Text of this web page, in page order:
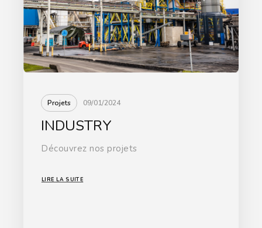
Projets 09/01/2024
INDUSTRY
Découvrez nos projets
LIRE LA SUITE